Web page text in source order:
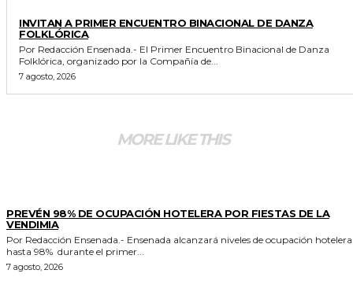
INVITAN A PRIMER ENCUENTRO BINACIONAL DE DANZA
FOLKLÓRICA
Por Redacción Ensenada.- El Primer Encuentro Binacional de Danza
Folklórica, organizado por la Compañía de...
7 agosto, 2026
MORE LIKE THIS
PREVÉN 98% DE OCUPACIÓN HOTELERA POR FIESTAS DE LA
VENDIMIA
Por Redacción Ensenada.- Ensenada alcanzará niveles de ocupación hotelera de
hasta 98% durante el primer...
7 agosto, 2026